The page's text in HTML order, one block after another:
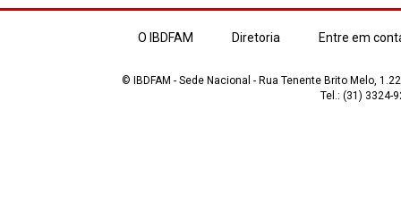
O IBDFAM Diretoria Entre em
© IBDFAM - Sede Nacional - Rua Tenente Brito Melo,
Tel.: (31) 3324-